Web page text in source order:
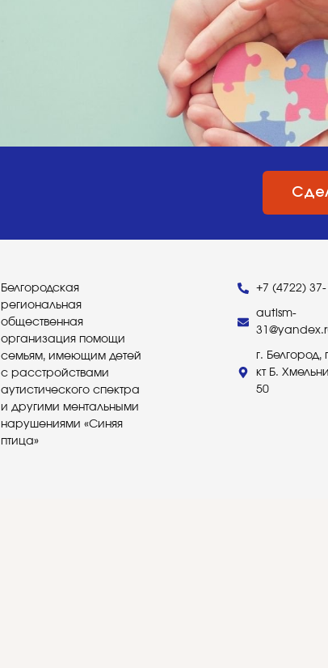
Белгородская
региональная
общественная
организация помощи
семьям, имеющим детей
с расстройствами
аутистического спектра
и другими ментальными
нарушениями «Синяя
птица»
+7 (4722)
autism-
г. Белгород,
кт Б.
50